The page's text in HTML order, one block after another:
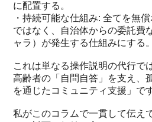
に配置する。
・持続可能な仕組み: 全てを無
ではなく、自治体からの委託費
ャラ）が発生する仕組みにする。
これは単なる操作説明の代行で
高齢者の「自問自答」を支え、
を通じたコミュニティ支援」で
私がこのコラムで一貫して伝え